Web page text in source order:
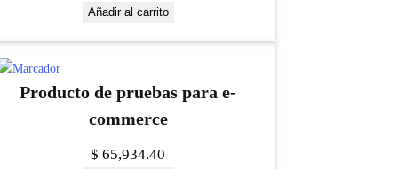
Añadir al carrito
Producto de pruebas para e-
commerce
$ 65,934.40